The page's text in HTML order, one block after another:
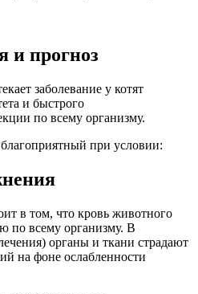
и прогноз
заболевание у котят
и быстрого
по всему организму.
при условии:
в том, что кровь животного
по всему организму. В
органы и ткани страдают
на фоне ослабленности